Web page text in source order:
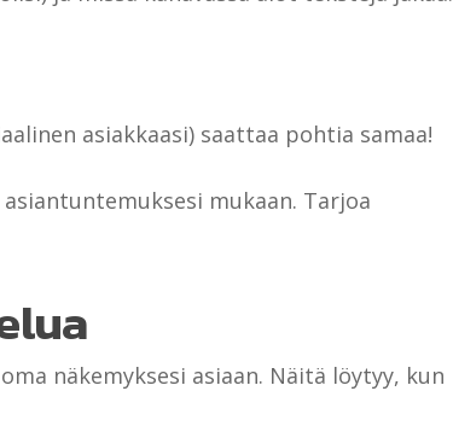
asiakkaasi) saattaa pohtia samaa!
mukaan. Tarjoa
näkemyksesi asiaan. Näitä löytyy, kun